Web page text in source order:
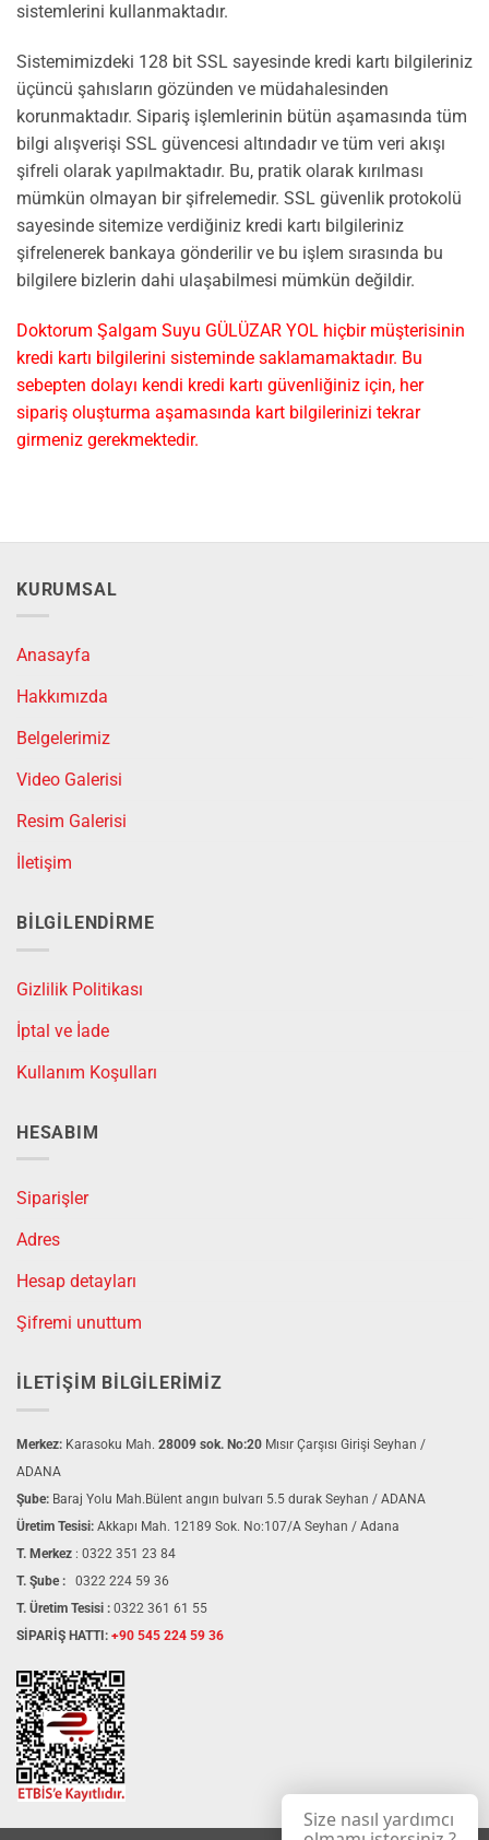
sistemlerini kullanmaktadır.
Sistemimizdeki 128 bit SSL sayesinde kredi kartı bilgileriniz
üçüncü şahısların gözünden ve müdahalesinden
korunmaktadır. Sipariş işlemlerinin bütün aşamasında tüm
bilgi alışverişi SSL güvencesi altındadır ve tüm veri akışı
şifreli olarak yapılmaktadır. Bu, pratik olarak kırılması
mümkün olmayan bir şifrelemedir. SSL güvenlik protokolü
sayesinde sitemize verdiğiniz kredi kartı bilgileriniz
şifrelenerek bankaya gönderilir ve bu işlem sırasında bu
bilgilere bizlerin dahi ulaşabilmesi mümkün değildir.
Doktorum Şalgam Suyu GÜLÜZAR YOL hiçbir müşterisinin
kredi kartı bilgilerini sisteminde saklamamaktadır. Bu
sebepten dolayı kendi kredi kartı güvenliğiniz için, her
sipariş oluşturma aşamasında kart bilgilerinizi tekrar
girmeniz gerekmektedir.
KURUMSAL
Anasayfa
Hakkımızda
Belgelerimiz
Video Galerisi
Resim Galerisi
İletişim
BILGILENDIRME
Gizlilik Politikası
İptal ve İade
Kullanım Koşulları
HESABIM
Siparişler
Adres
Hesap detayları
Şifremi unuttum
İLETIŞIM BILGILERIMIZ
Merkez: Karasoku Mah. 28009 sok. No:20 Mısır Çarşısı Girişi Seyhan /
ADANA
Şube: Baraj Yolu Mah.Bülent angın bulvarı 5.5 durak Seyhan / ADANA
Üretim Tesisi: Akkapı Mah. 12189 Sok. No:107/A Seyhan / Adana
T. Merkez : 0322 351 23 84
T. Şube :
0322 224 59 36
T. Üretim Tesisi : 0322 361 61 55
SİPARİŞ HATTI: +90 545 224 59 36
Size nasıl yardımcı